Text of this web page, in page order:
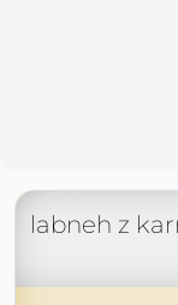
labneh z